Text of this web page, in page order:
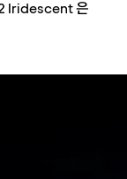
Iridescent 은